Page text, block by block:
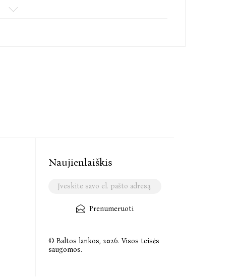
Naujienlaiškis
Prenumeruoti
© Baltos lankos, 2026. Visos teisės
saugomos.